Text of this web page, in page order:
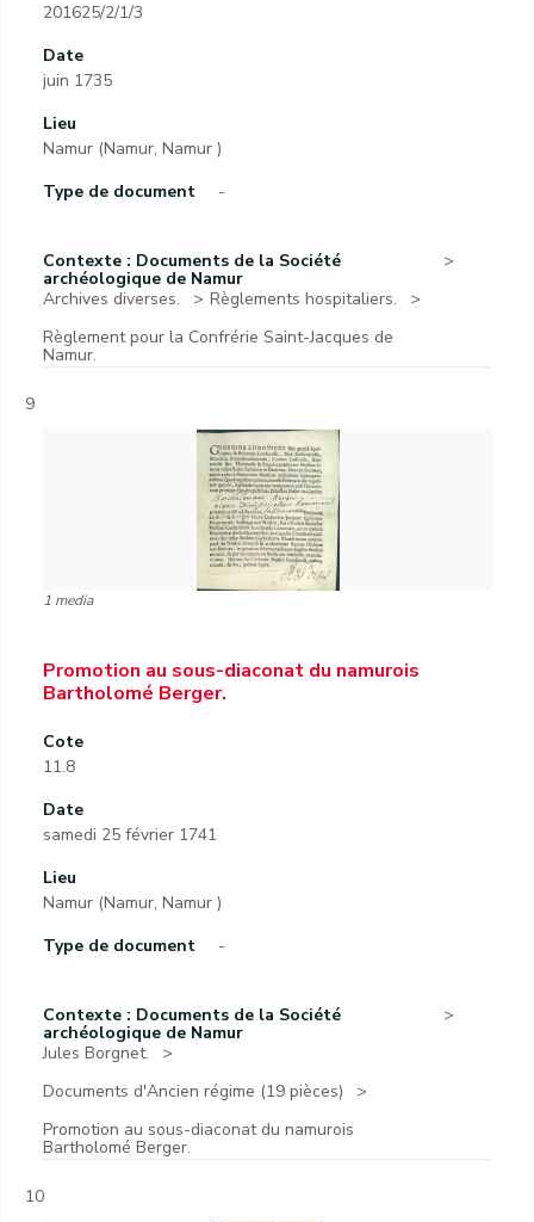
201625/2/1/3
Date
juin 1735
Lieu
Namur (Namur, Namur )
Type de document
-
Contexte : Documents de la Société
archéologique de Namur
Archives diverses.
Règlements hospitaliers.
Règlement pour la Confrérie Saint-Jacques de
Namur.
9
1 media
Promotion au sous-diaconat du namurois
Bartholomé Berger.
Cote
11.8
Date
samedi 25 février 1741
Lieu
Namur (Namur, Namur )
Type de document
-
Contexte : Documents de la Société
archéologique de Namur
Jules Borgnet.
Documents d'Ancien régime (19 pièces)
Promotion au sous-diaconat du namurois
Bartholomé Berger.
10